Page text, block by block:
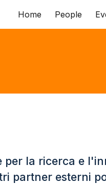
Skip to
Home People
la ricerca e
partner esterni